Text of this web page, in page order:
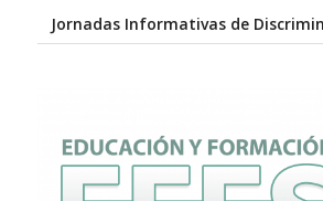
Jornadas Informativas de